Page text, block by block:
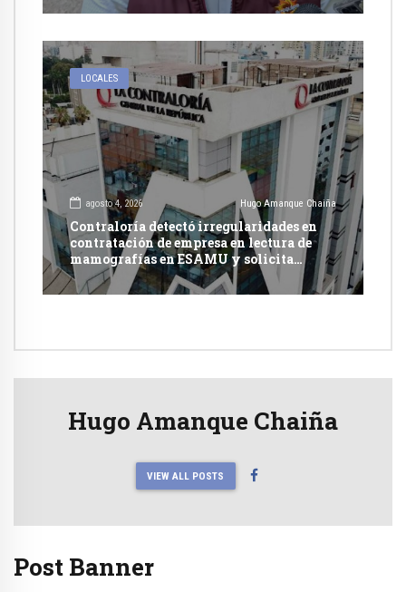
LOCALES
agosto 4, 2026 Hugo Amanque Chaiña
Contraloría detectó irregularidades en
contratación de empresa en lectura de
mamografías en ESAMU y solicita
acciones penales contra funcionarios
Hugo Amanque Chaiña
VIEW ALL POSTS
Post Banner